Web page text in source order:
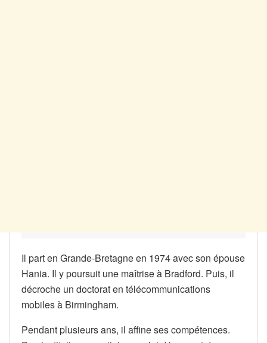
Il part en Grande-Bretagne en 1974 avec son épouse
Hania. Il y poursuit une maîtrise à Bradford. Puis, il
décroche un doctorat en télécommunications
mobiles à Birmingham.
Pendant plusieurs ans, il affine ses compétences.